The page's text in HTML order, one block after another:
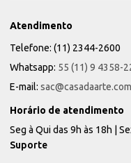
Atendimento
Telefone: (11) 2344-2600
Whatsapp: 55 (11) 9 4358-
E-mail:
Horário de atendimento
Seg à Qui das 9h às 18h |
Suporte